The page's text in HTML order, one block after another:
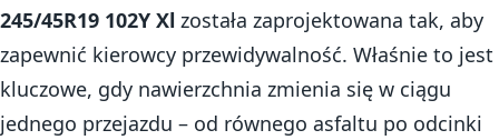
245/45R19 102Y Xl została zaprojektowana tak, aby
zapewnić kierowcy przewidywalność. Właśnie to jest
kluczowe, gdy nawierzchnia zmienia się w ciągu
jednego przejazdu – od równego asfaltu po odcinki